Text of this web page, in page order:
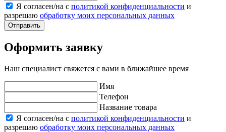
Я согласен/на с политикой конфиденциальности и
разрешаю обработку моих персональных данных
Отправить
Оформить заявку
Наш специалист свяжется с вами в ближайшее время
Имя
Телефон
Название товара
Я согласен/на с политикой конфиденциальности и
разрешаю обработку моих персональных данных